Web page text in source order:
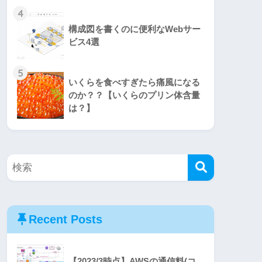
4
構成図を書くのに便利なWebサー
ビス4選
5
いくらを食べすぎたら痛風になる
のか？？【いくらのプリン体含量
は？】
Recent Posts